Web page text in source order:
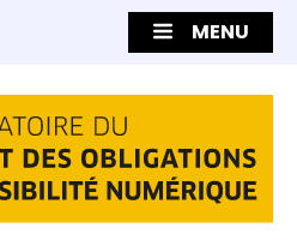
MENU